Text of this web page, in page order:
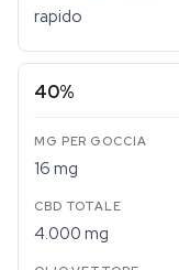
rapido
40%
16 mg
4.000 mg